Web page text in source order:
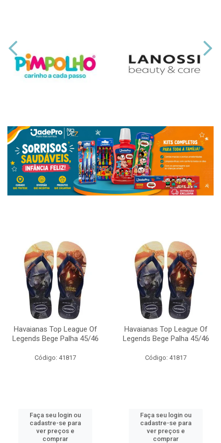
Havaianas Top League Of
Legends Bege Palha 45/46
Código: 41817
Faça seu login ou
cadastre-se para
ver preços e
comprar
Havaianas Top League Of
Legends Bege Palha 45/46
Código: 41817
Faça seu login ou
cadastre-se para
ver preços e
comprar